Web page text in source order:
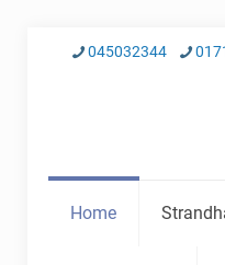
045032344
Home